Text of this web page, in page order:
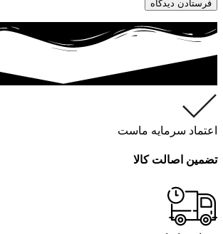
اعتماد سرمایه ماست
تضمین اصالت کالا